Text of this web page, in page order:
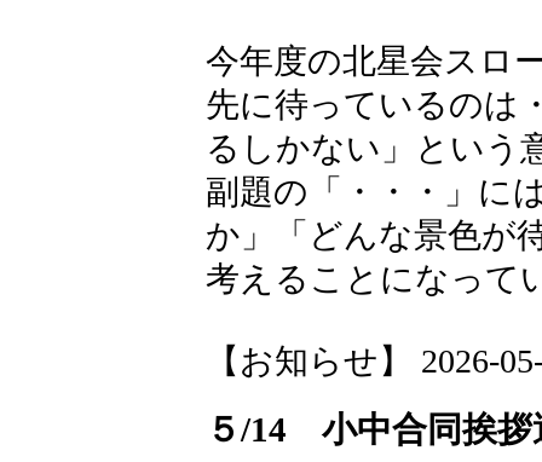
今年度の北星会スロ
先に待っているのは
るしかない」という
副題の「・・・」に
か」「どんな景色が
考えることになって
【お知らせ】 2026-
５/14 小中合同挨拶